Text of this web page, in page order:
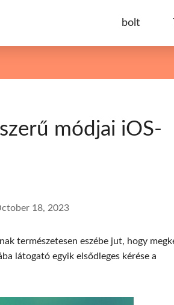
bolt
módjai iOS-
18, 2023
természetesen eszébe jut, hogy
látogató egyik elsődleges kérése a